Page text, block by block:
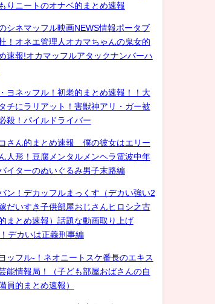
りニートのオナベ的まとめ速報
シネマッフル映画NEWS情報ポータブ
！オネエ管理人オカマちゃんの鬼女的
速報!オカマッフルアタックナンバーハ
ヨネッフル！初老的まとめ速報！！大
チにラリアット！害獣神アリ・ガー被
殺！パイルドライバー
さん的まとめ速報 僕の彼女はエリー
人形！豆腐メンタルメンヘラ電波中年
イターのぬいぐるみ男子末路編
ン！デカッフルまっくす（デカい強い2
だいすき子供部屋おじさんヒロシ之古
まとめ速報）話題な動画取り上げ
デカいは正義刑事編
ッフル-！ネオニートスケ番長のエキス
能情報局！（子ども部屋おばさんの自
員的まとめ速報）